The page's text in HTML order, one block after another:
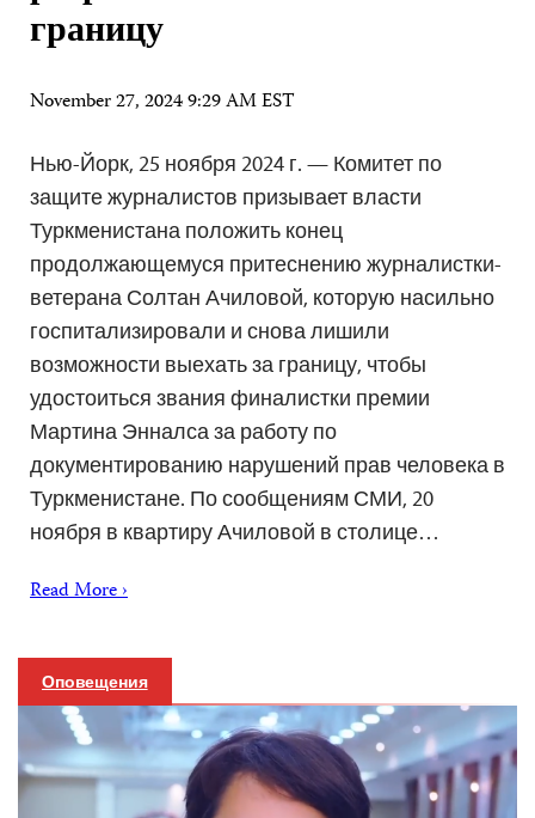
границу
November 27, 2024 9:29 AM EST
Нью-Йорк, 25 ноября 2024 г. — Комитет по
защите журналистов призывает власти
Туркменистана положить конец
продолжающемуся притеснению журналистки-
ветерана Солтан Ачиловой, которую насильно
госпитализировали и снова лишили
возможности выехать за границу, чтобы
удостоиться звания финалистки премии
Мартина Энналса за работу по
документированию нарушений прав человека в
Туркменистане. По сообщениям СМИ, 20
ноября в квартиру Ачиловой в столице…
Read More ›
Оповещения